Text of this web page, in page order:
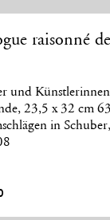
raisonné
und
23,5 x 32 cm
in